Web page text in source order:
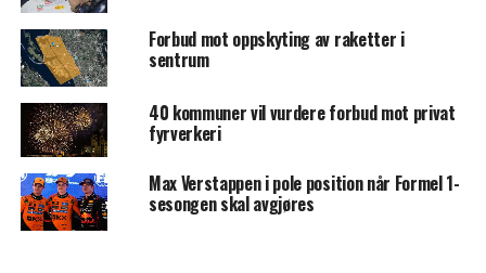
Forbud mot oppskyting av raketter i
sentrum
40 kommuner vil vurdere forbud mot privat
fyrverkeri
Max Verstappen i pole position når Formel 1-
sesongen skal avgjøres